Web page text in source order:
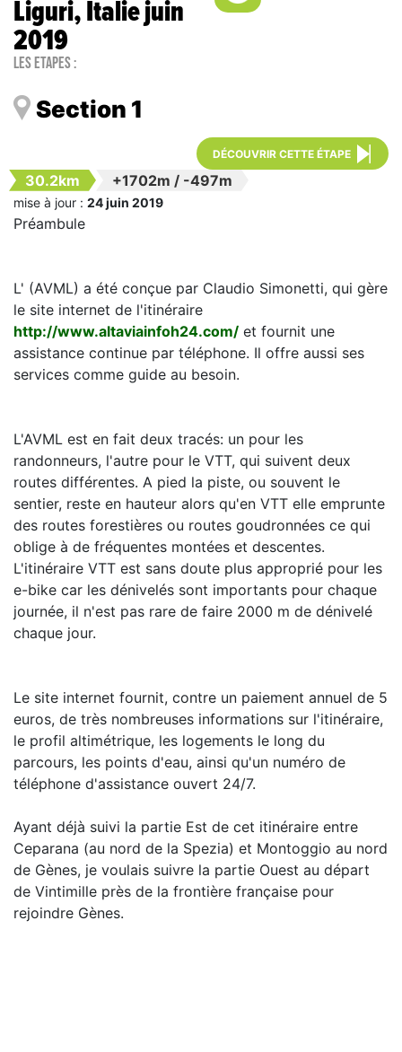
Liguri, Italie juin
2019
Les étapes :
Section 1
DÉCOUVRIR CETTE ÉTAPE
30.2km +1702m / -497m
mise à jour : 24 juin 2019
Préambule
L' (AVML) a été conçue par Claudio Simonetti, qui gère
le site internet de l'itinéraire
http://www.altaviainfoh24.com/ et fournit une
assistance continue par téléphone. Il offre aussi ses
services comme guide au besoin.
L'AVML est en fait deux tracés: un pour les
randonneurs, l'autre pour le VTT, qui suivent deux
routes différentes. A pied la piste, ou souvent le
sentier, reste en hauteur alors qu'en VTT elle emprunte
des routes forestières ou routes goudronnées ce qui
oblige à de fréquentes montées et descentes.
L'itinéraire VTT est sans doute plus approprié pour les
e-bike car les dénivelés sont importants pour chaque
journée, il n'est pas rare de faire 2000 m de dénivelé
chaque jour.
Le site internet fournit, contre un paiement annuel de 5
euros, de très nombreuses informations sur l'itinéraire,
le profil altimétrique, les logements le long du
parcours, les points d'eau, ainsi qu'un numéro de
téléphone d'assistance ouvert 24/7.
Ayant déjà suivi la partie Est de cet itinéraire entre
Ceparana (au nord de la Spezia) et Montoggio au nord
de Gènes, je voulais suivre la partie Ouest au départ
de Vintimille près de la frontière française pour
rejoindre Gènes.